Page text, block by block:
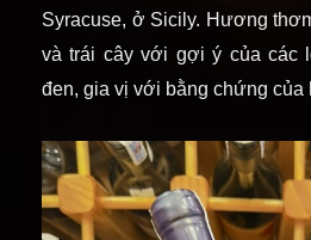
Syracuse, ở Sicily. Hương
và trái cây với gợi ý của các
đen, gia vị với bằng chứng của